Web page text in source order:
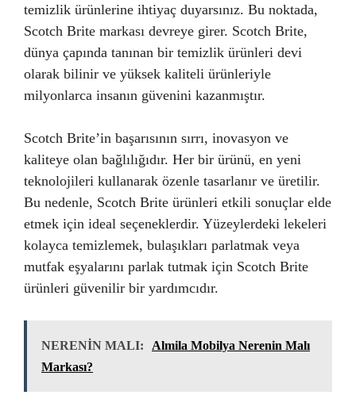
temizlik ürünlerine ihtiyaç duyarsınız. Bu noktada,
Scotch Brite markası devreye girer. Scotch Brite,
dünya çapında tanınan bir temizlik ürünleri devi
olarak bilinir ve yüksek kaliteli ürünleriyle
milyonlarca insanın güvenini kazanmıştır.
Scotch Brite’in başarısının sırrı, inovasyon ve
kaliteye olan bağlılığıdır. Her bir ürünü, en yeni
teknolojileri kullanarak özenle tasarlanır ve üretilir.
Bu nedenle, Scotch Brite ürünleri etkili sonuçlar elde
etmek için ideal seçeneklerdir. Yüzeylerdeki lekeleri
kolayca temizlemek, bulaşıkları parlatmak veya
mutfak eşyalarını parlak tutmak için Scotch Brite
ürünleri güvenilir bir yardımcıdır.
NERENİN MALI:
Almila Mobilya Nerenin Malı
Markası?